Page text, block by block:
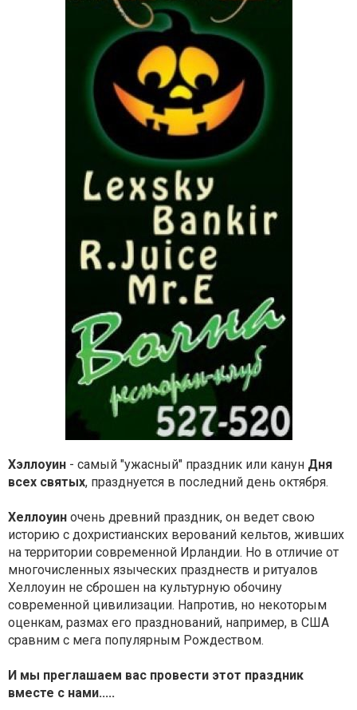
Хэллоуин - самый "ужасный" праздник или канун Дня
всех святых, празднуется в последний день октября.
Хеллоуин очень древний праздник, он ведет свою
историю с дохристианских верований кельтов, живших
на территории современной Ирландии. Но в отличие от
многочисленных языческих празднеств и ритуалов
Хеллоуин не сброшен на культурную обочину
современной цивилизации. Напротив, но некоторым
оценкам, размах его празднований, например, в США
сравним с мега популярным Рождеством.
И мы преглашаем вас провести этот праздник
вместе с нами.....